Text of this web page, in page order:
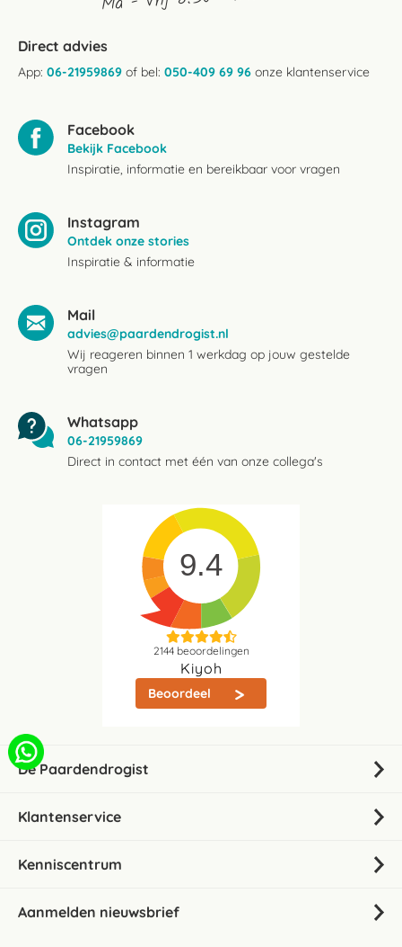
Direct advies
App: 06-21959869 of bel: 050-409 69 96 onze klantenservice
Facebook
Bekijk Facebook
Inspiratie, informatie en bereikbaar voor vragen
Instagram
Ontdek onze stories
Inspiratie & informatie
Mail
advies@paardendrogist.nl
Wij reageren binnen 1 werkdag op jouw gestelde
vragen
Whatsapp
06-21959869
Direct in contact met één van onze collega's
9.4
2144beoordelingen
Kiyoh
Beoordeel
De Paardendrogist
Klantenservice
Kenniscentrum
Aanmelden nieuwsbrief